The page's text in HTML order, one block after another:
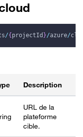
/{ projectId }/azure/
Description
URL de la
plateforme
cible.